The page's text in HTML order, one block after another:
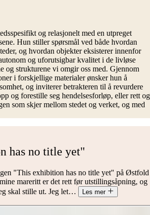
og relasjonelt med en utpreget
Hun stiller spørsmål ved både hvordan
og hvordan objekter eksisterer innenfor
og uforutsigbar kvalitet i de livløse
og strukturene vi omgir oss med. Gjennom
i forskjellige materialer ønsker hun å
og inviterer betrakteren til å revurdere
og forestille seg hendelsesforløp, eller rett og
som skjer mellom stedet og verket, og med
has no title yet"
"This exhibition has no title yet" på Østfold
mareritt er det rett før utstillingsåpning, og
skal stille ut. Jeg let… Les mer